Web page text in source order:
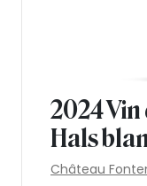
2024 Vin
Hals
Château